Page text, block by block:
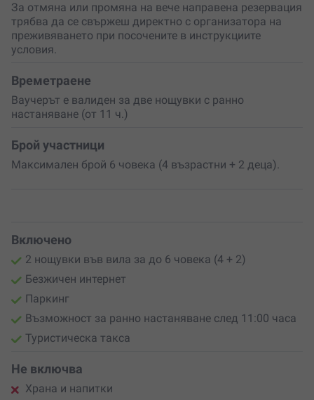
Избери това преживяване за себе си и семейството
или го подари на хора, които обичат природата и
споделените моменти. Защото
За отмяна или промяна на вече направена резервация
трябва да се свържеш директно с организатора на
преживяването при посочените в инструкциите
условия.
Времетраене
Ваучерът е валиден за две нощувки с ранно
настаняване (от 11 ч.)
Брой участници
Максимален брой 6 човека (4 възрастни + 2 деца).
Включено
2 нощувки във вила за до 6 човека (4 + 2)
Безжичен интернет
Паркинг
Възможност за ранно настаняване след 11:00 часа
Туристическа такса
Не включва
Храна и напитки